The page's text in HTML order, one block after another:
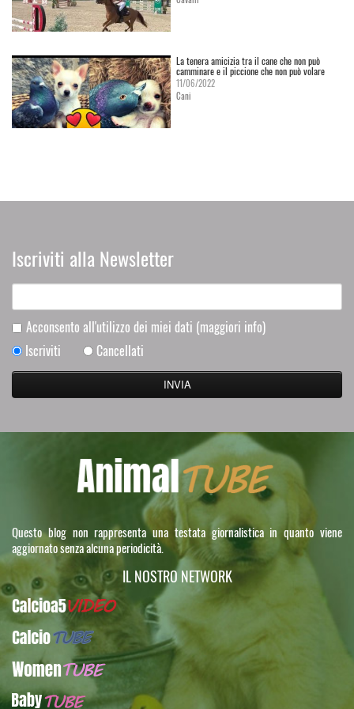
La tenera amicizia tra il cane che non può
camminare e il piccione che non può volare
11/06/2022
Cani
Iscriviti alla Newsletter
Acconsento all'utilizzo dei miei dati (maggiori info)
Iscriviti
Cancellati
Questo blog non rappresenta una testata giornalistica in quanto viene
aggiornato senza alcuna periodicità.
IL NOSTRO NETWORK
Calcioa5Video
CalcioTUBE
WomenTUBE
BabyTUBE